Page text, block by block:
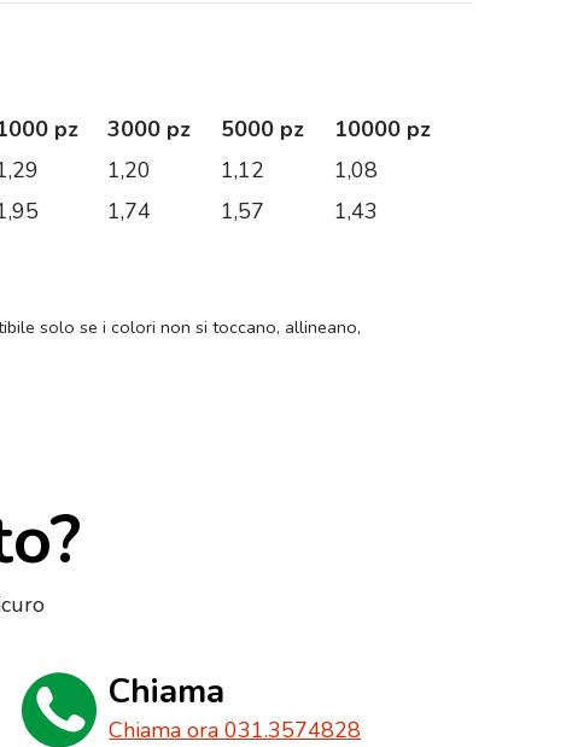
pz 3000 pz 5000 pz
10000 pz
1,20 1,12
1,08
1,74 1,57 1,43
solo se i colori non si toccano, allineano,
Chiama
Chiama ora 031.3574828